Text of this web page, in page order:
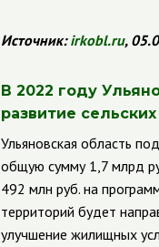
Источник:irkobl.ru,
В 2022 году
развитие
Ульяновская область
общую сумму 1,7 млрд
492 млн руб. на
территорий будет
улучшение жилищных